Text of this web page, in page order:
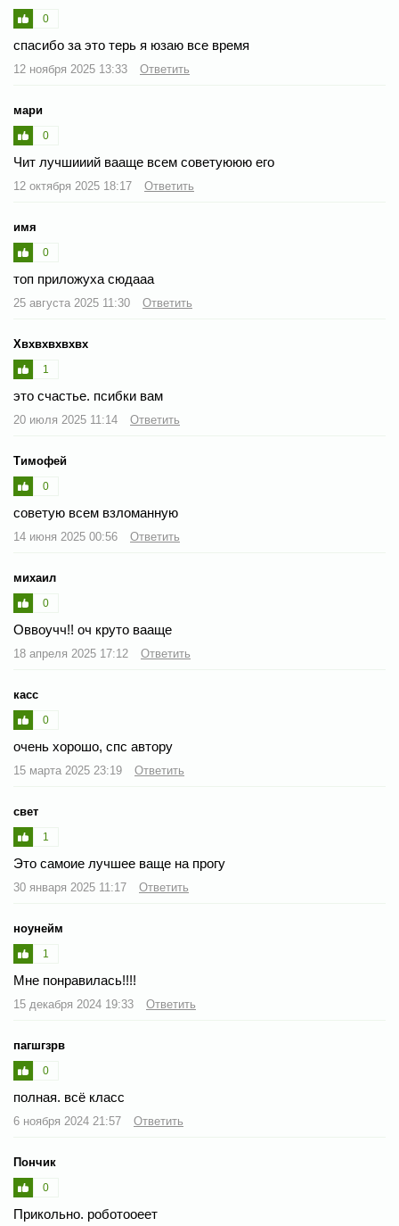
0
спасибо за это терь я юзаю все время
12 ноября 2025 13:33 Ответить
мари
0
Чит лучшииий вааще всем советуююю его
12 октября 2025 18:17 Ответить
имя
0
топ приложуха сюдааа
25 августа 2025 11:30 Ответить
Хвхвхвхвхвх
1
это счастье. псибки вам
20 июля 2025 11:14 Ответить
Тимофей
0
советую всем взломанную
14 июня 2025 00:56 Ответить
михаил
0
Оввоучч!! оч круто вааще
18 апреля 2025 17:12 Ответить
касс
0
очень хорошо, спс автору
15 марта 2025 23:19 Ответить
свет
1
Это самоие лучшее ваще на прогу
30 января 2025 11:17 Ответить
ноунейм
1
Мне понравилась!!!!
15 декабря 2024 19:33 Ответить
пагшгзрв
0
полная. всё класс
6 ноября 2024 21:57 Ответить
Пончик
0
Прикольно. роботооеет